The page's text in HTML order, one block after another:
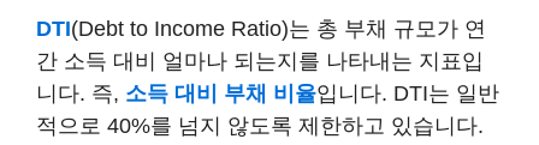
DTI(Debt to Income Ratio)는 총 부채 규모가 연
간 소득 대비 얼마나 되는지를 나타내는 지표입
니다. 즉, 소득 대비 부채 비율입니다. DTI는 일반
적으로 40%를 넘지 않도록 제한하고 있습니다.